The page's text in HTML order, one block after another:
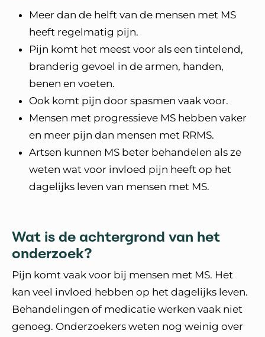
Meer dan de helft van de mensen met MS
heeft regelmatig pijn.
Pijn komt het meest voor als een tintelend,
branderig gevoel in de armen, handen,
benen en voeten.
Ook komt pijn door spasmen vaak voor.
Mensen met progressieve MS hebben vaker
en meer pijn dan mensen met RRMS.
Artsen kunnen MS beter behandelen als ze
weten wat voor invloed pijn heeft op het
dagelijks leven van mensen met MS.
Wat is de achtergrond van het
onderzoek?
Pijn komt vaak voor bij mensen met MS. Het
kan veel invloed hebben op het dagelijks leven.
Behandelingen of medicatie werken vaak niet
genoeg. Onderzoekers weten nog weinig over